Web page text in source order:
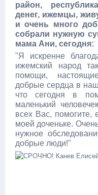
район,
денег, ижемцы,
и очень много
собрали нужную
мама Ани, сегодня:
"Я искренне
ижемский народ
помощи,
добрые сердца в
что сегодня в
маленький
всех Вас, помогите,
моей доченьке.
нужное
добрые люди!"